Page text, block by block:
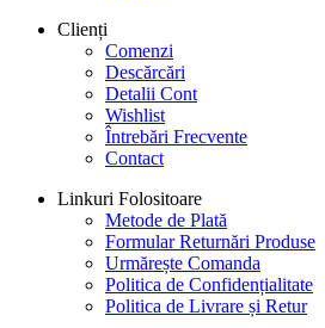
Clienți
Comenzi
Descărcări
Detalii Cont
Wishlist
Întrebări Frecvente
Contact
Linkuri Folositoare
Metode de Plată
Formular Returnări Produse
Urmărește Comanda
Politica de Confidențialitate
Politica de Livrare și Retur